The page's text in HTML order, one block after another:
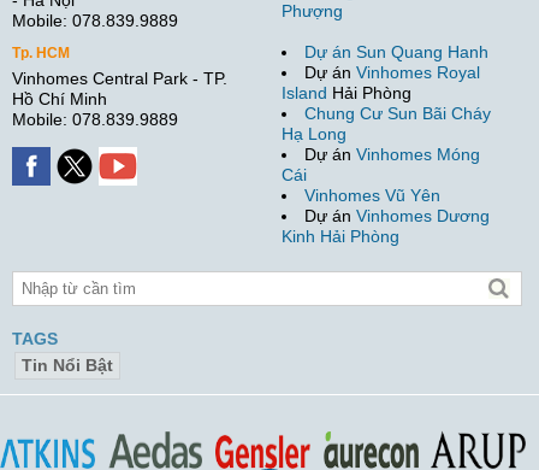
Mobile: 078.839.9889
Tp. HCM
Vinhomes Central Park - TP.
Hồ Chí Minh
Mobile: 078.839.9889
Phượng
Dự án Sun Quang Hanh
Dự án Vinhomes Royal
Island Hải Phòng
Chung Cư Sun Bãi Cháy
Hạ Long
Dự án Vinhomes Móng
Cái
Vinhomes Vũ Yên
Dự án Vinhomes Dương
Kinh Hải Phòng
TAGS
Tin Nổi Bật